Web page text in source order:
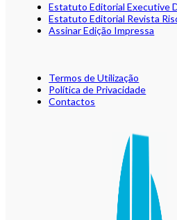
Estatuto Editorial Executive
Estatuto Editorial Revista
Assinar Edição Impressa
Termos de Utilização
Política de Privacidade
Contactos